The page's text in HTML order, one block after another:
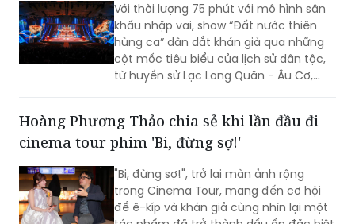
Với thời lượng 75 phút với mô hình sân
khấu nhập vai, show “Đất nước thiên
hùng ca” dẫn dắt khán giả qua những
cột mốc tiêu biểu của lịch sử dân tộc,
từ huyền sử Lạc Long Quân - Âu Cơ,
phát triển hùng cường của dân tộc
trong thời đại mới.
Hoàng Phương Thảo chia sẻ khi lần đầu đi
cinema tour phim 'Bi, đừng sợ!'
"Bi, đừng sợ!", trở lại màn ảnh rộng
trong Cinema Tour, mang đến cơ hội
để ê-kíp và khán giả cùng nhìn lại một